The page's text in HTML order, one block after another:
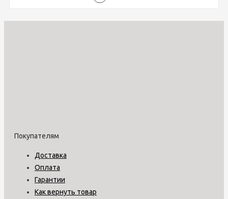
Покупателям
Доставка
Оплата
Гарантии
Как вернуть товар